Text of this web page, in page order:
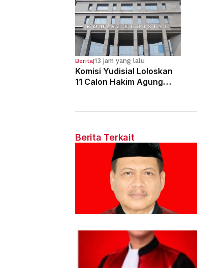
Berita|13 jam yang lalu
Komisi Yudisial Loloskan
11 Calon Hakim Agung
Berita Terkait